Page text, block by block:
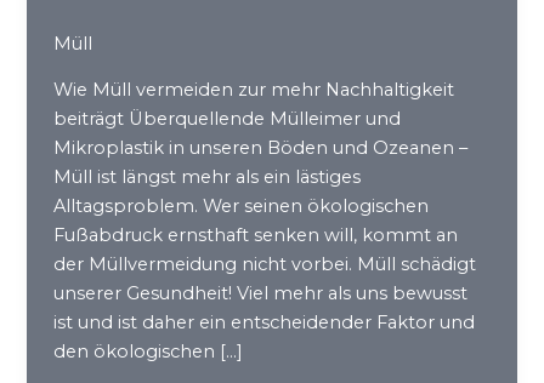
Müll
Wie Müll vermeiden zur mehr Nachhaltigkeit
beiträgt Überquellende Mülleimer und
Mikroplastik in unseren Böden und Ozeanen –
Müll ist längst mehr als ein lästiges
Alltagsproblem. Wer seinen ökologischen
Fußabdruck ernsthaft senken will, kommt an
der Müllvermeidung nicht vorbei. Müll schädigt
unserer Gesundheit! Viel mehr als uns bewusst
ist und ist daher ein entscheidender Faktor und
den ökologischen […]